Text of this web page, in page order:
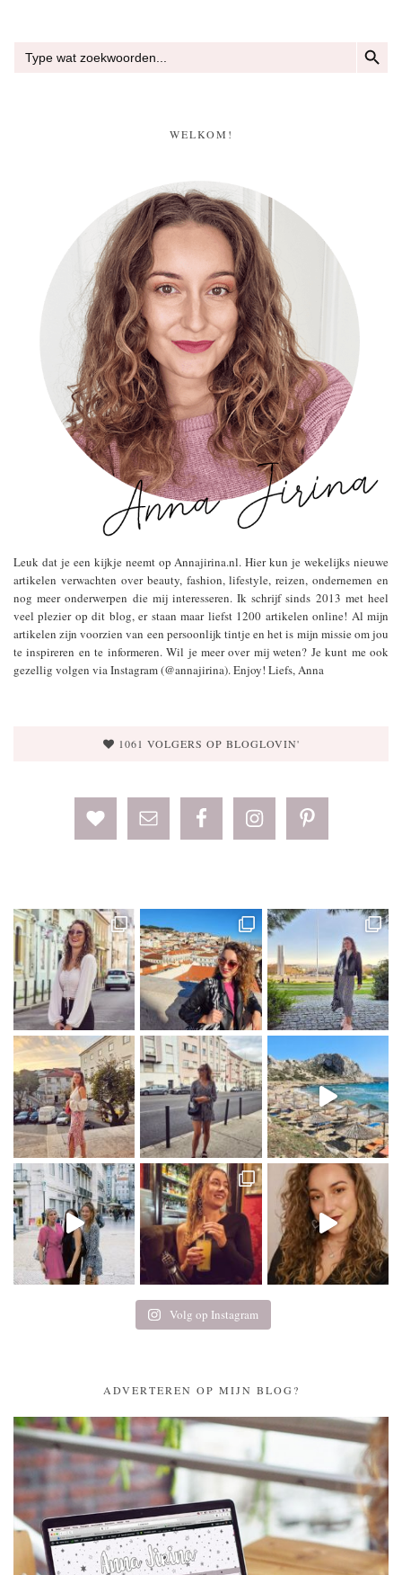
naar:
WELKOM!
Leuk dat je een kijkje neemt op Annajirina.nl. Hier kun je wekelijks nieuwe
artikelen verwachten over beauty, fashion, lifestyle, reizen, ondernemen en
nog meer onderwerpen die mij interesseren. Ik schrijf sinds 2013 met heel
veel plezier op dit blog, er staan maar liefst 1200 artikelen online! Al mijn
artikelen zijn voorzien van een persoonlijk tintje en het is mijn missie om jou
te inspireren en te informeren. Wil je meer over mij weten? Je kunt me ook
gezellig volgen via Instagram (@annajirina). Enjoy! Liefs, Anna
1061 VOLGERS OP BLOGLOVIN'
Volg op Instagram
ADVERTEREN OP MIJN BLOG?